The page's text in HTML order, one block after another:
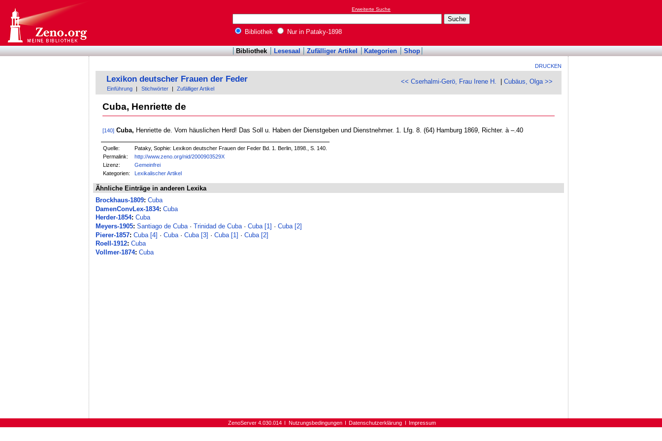
Erweiterte Suche
Bibliothek Nur in Pataky-1898
Bibliothek Lesesaal Zufälliger Artikel Kategorien Shop
DRUCKEN
<< Cserhalmi-Gerö, Frau Irene H. |Cubäus, Olga >>
Lexikon deutscher Frauen der Feder
Einführung Stichwörter Zufälliger Artikel
Cuba, Henriette de
[140] Cuba, Henriette de. Vom häuslichen Herd! Das Soll u. Haben der Dienstgeben und Dienstnehmer. 1. Lfg. 8. (64) Hamburg 1869, Richter. à –.40
Quelle:
Pataky, Sophie: Lexikon deutscher Frauen der Feder Bd. 1. Berlin, 1898., S. 140.
Permalink:
http://www.zeno.org/nid/2000903529X
Lizenz:
Gemeinfrei
Kategorien:
Lexikalischer Artikel
Ähnliche Einträge in anderen Lexika
Brockhaus-1809: Cuba
DamenConvLex-1834: Cuba
Herder-1854: Cuba
Meyers-1905: Santiago de Cuba·Trinidad de Cuba·Cuba [1] ·Cuba [2]
Pierer-1857: Cuba [4] ·Cuba ·Cuba [3] ·Cuba [1] ·Cuba [2]
Roell-1912: Cuba
Vollmer-1874: Cuba
ZenoServer 4.030.014 Nutzungsbedingungen Datenschutzerklärung Impressum